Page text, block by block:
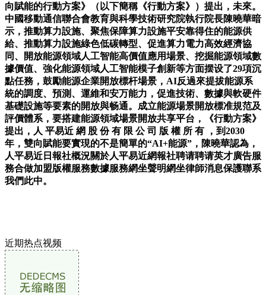
向賦能的行動方案》（以下簡稱《行動方案》）提出，未來。
中國移動通信聯合會教育與科學技術研究院執行院長陳曉華暗
示，推動算力設施、聚焦保障算力設施平安靠得住的能源供
給、推動算力設施綠色低碳轉型、促進算力電力高效經濟協
同、開放能源領域人工智能高價值應用場景、挖掘能源領域數
據價值、強化能源領域人工智能模子創新等方面摆设了29項沉
點任務，鼓勵能源企業開放標杆場景，AI反過來提拔能源系
統的調度、預測、運維和安万能力，促進技術、數據與軟硬件
基礎設施等要素的開放與畅通。成立能源場景開放標准規范及
評價體系，要搭建能源領域場景開放共享平台，《行動方案》
提出，人 平易近 網 股 份 有 限 公 司 版 權 所 有 ，到2030
年，雙向賦能要實現的不是簡單的“AI+能源”，陳曉華認為，
人平易近日報社概況關於人平易近網報社聘请聘请英才廣告服
務合做加盟版權服務數據服務網坐聲明網坐律師消息保護聯系
我們此中。
近期热点视频